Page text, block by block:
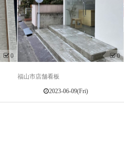
0 0
福山市店舗看板
2023-06-09(Fri)